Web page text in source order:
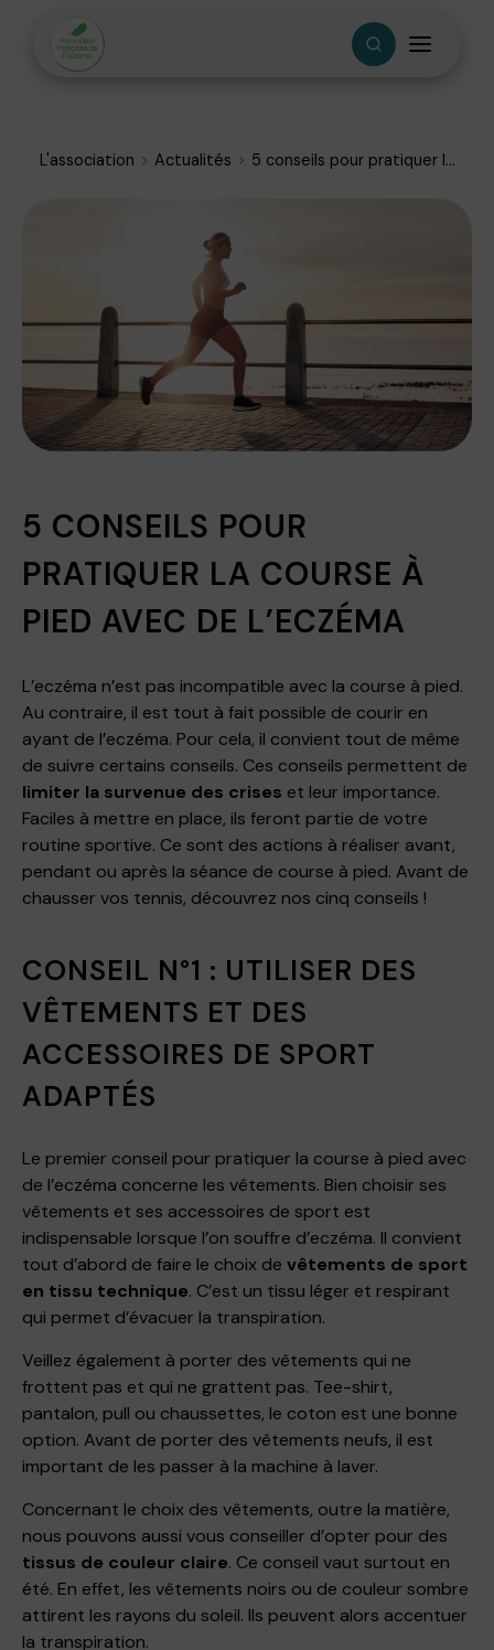
L'association Actualités 5 conseils pour pratiquer l...
5 CONSEILS POUR
PRATIQUER LA COURSE À
PIED AVEC DE L’ECZÉMA
L’eczéma n’est pas incompatible avec la course à pied.
Au contraire, il est tout à fait possible de courir en
ayant de l’eczéma. Pour cela, il convient tout de même
de suivre certains conseils. Ces conseils permettent de
limiter la survenue des crises et leur importance.
Faciles à mettre en place, ils feront partie de votre
routine sportive. Ce sont des actions à réaliser avant,
pendant ou après la séance de course à pied. Avant de
chausser vos tennis, découvrez nos cinq conseils !
CONSEIL N°1 : UTILISER DES
VÊTEMENTS ET DES
ACCESSOIRES DE SPORT
ADAPTÉS
Le premier conseil pour pratiquer la course à pied avec
de l’eczéma concerne les vêtements. Bien choisir ses
vêtements et ses accessoires de sport est
indispensable lorsque l’on souffre d’eczéma. Il convient
tout d’abord de faire le choix de vêtements de sport
en tissu technique. C’est un tissu léger et respirant
qui permet d’évacuer la transpiration.
Veillez également à porter des vêtements qui ne
frottent pas et qui ne grattent pas. Tee-shirt,
pantalon, pull ou chaussettes, le coton est une bonne
option. Avant de porter des vêtements neufs, il est
important de les passer à la machine à laver.
Concernant le choix des vêtements, outre la matière,
nous pouvons aussi vous conseiller d’opter pour des
tissus de couleur claire. Ce conseil vaut surtout en
été. En effet, les vêtements noirs ou de couleur sombre
attirent les rayons du soleil. Ils peuvent alors accentuer
la transpiration.